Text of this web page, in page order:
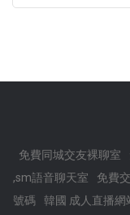
免費同城交友裸聊室
,sm語音聊天室
免費
號碼
韓國 成人直播網